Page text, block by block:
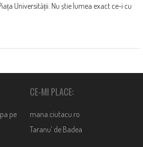
Universității. Nu știe lumea exact ce-i cu
pe
CE-MI PLACE:
mana.ciutacu.ro
Taranu’ de Badea